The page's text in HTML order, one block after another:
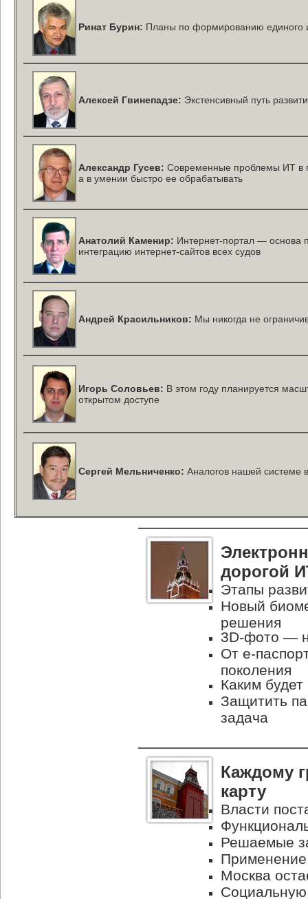
Ринат Бурин: Планы по формированию единого
Алексей Гвинепадзе: Экстенсивный путь
Александр Гусев: Современные проблемы ИТ в
а в умении быстро ее обрабатывать
Анатолий Каменир: Интернет-портал — основа
интеграцию интернет-сайтов всех судов
Андрей Красильников: Мы никогда не
Игорь Соловьев: В этом году планируется
открытом доступе
Сергей Мельниченко: Аналогов нашей системе
дорогой
Этапы
Новый
решения
3D-фото —
От e-
поколения
Каким
Защитить
задача
Каждому
карту
Власти
Решаемые
Москва
Социальную